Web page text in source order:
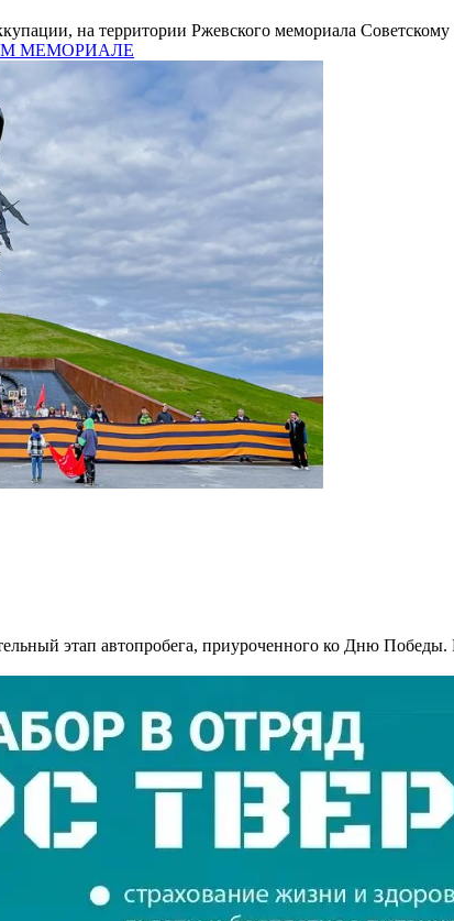
на территории Ржевского мемориала Советскому
МЕМОРИАЛЕ
этап автопробега, приуроченного ко Дню